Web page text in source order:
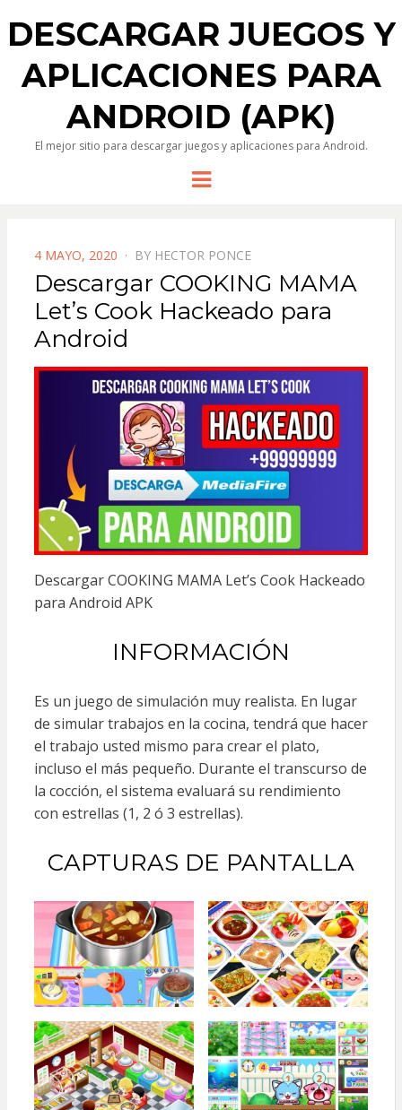
DESCARGAR JUEGOS Y
APLICACIONES PARA
ANDROID (APK)
El mejor sitio para descargar juegos y aplicaciones para Android.
Menu
POSTED
ON
4 MAYO, 2020 BY HECTOR PONCE
Descargar COOKING MAMA
Let’s Cook Hackeado para
Android
Descargar COOKING MAMA Let’s Cook Hackeado
para Android APK
INFORMACIÓN
Es un juego de simulación muy realista. En lugar
de simular trabajos en la cocina, tendrá que hacer
el trabajo usted mismo para crear el plato,
incluso el más pequeño. Durante el transcurso de
la cocción, el sistema evaluará su rendimiento
con estrellas (1, 2 ó 3 estrellas).
CAPTURAS DE PANTALLA